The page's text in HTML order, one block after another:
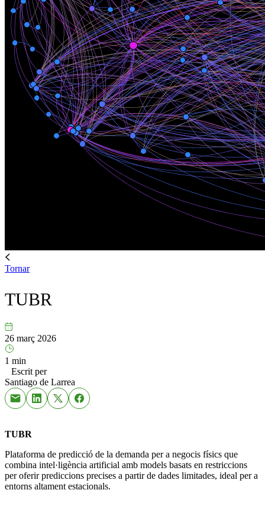
Tornar
TUBR
26 març 2026
1 min
Escrit per
Santiago de Larrea
TUBR
Plataforma de predicció de la demanda per a negocis físics que
combina intel·ligència artificial amb models basats en restriccions
per oferir prediccions precises a partir de dades limitades, ideal per a
entorns altament estacionals.